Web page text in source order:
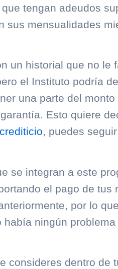
tengan adeudos
sus mensualidades
un historial que no le
el Instituto podría
una parte del
Esto quiere
, puedes
se integran a este
el pago de tus
por lo
ningún
consideres dentro de